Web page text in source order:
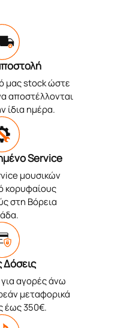
μας stock ώστε
αποστέλλονται
ίδια ημέρα.
Service
μουσικών
κορυφαίους
στη Βόρεια
Δόσεις
αγορές άνω
μεταφορικά
έως 350€.